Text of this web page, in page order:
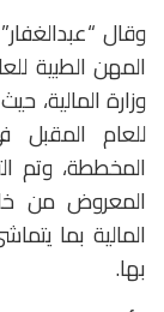
وقال
وزارة المالية،
للعام المقبل
المخططة، وتم
المعروض من
المالية بما
بها.